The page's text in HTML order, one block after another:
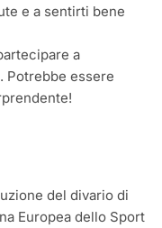
e a sentirti bene
a
Potrebbe essere
del divario di
Europea dello Sport